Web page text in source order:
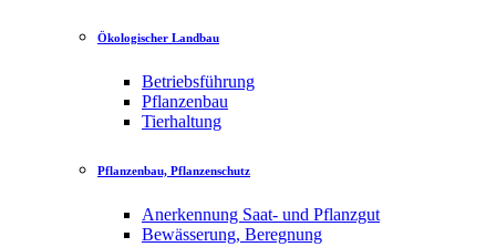
Ökologischer Landbau
Betriebsführung
Pflanzenbau
Tierhaltung
Pflanzenbau, Pflanzenschutz
Anerkennung Saat- und Pflanzgut
Bewässerung, Beregnung